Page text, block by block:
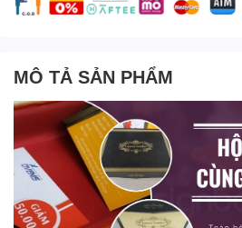
MÔ TẢ SẢN PHẨM